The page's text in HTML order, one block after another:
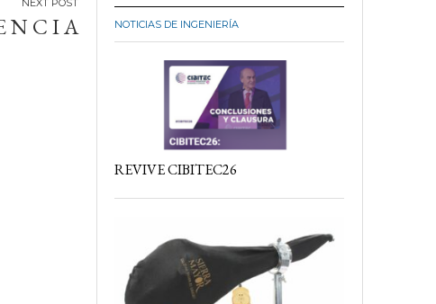
N C I A NOTICIAS DE INGENIERÍA
REVIVE CIBITEC26